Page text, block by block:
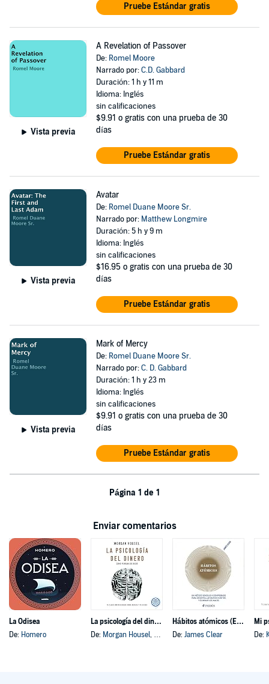
Pruebe Estándar gratis
Vista previa
A Revelation of Passover
De: Romel Moore
Narrado por:C.D. Gabbard
Duración: 1 h y 11 m
Idioma: Inglés
sin calificaciones
$9.91 o gratis con una prueba de 30
días
Pruebe Estándar gratis
Vista previa
Avatar
De: Romel Duane Moore Sr.
Narrado por: Matthew Longmire
Duración: 5 h y 9 m
Idioma: Inglés
sin calificaciones
$16.95 o gratis con una prueba de 30
días
Pruebe Estándar gratis
Vista previa
Mark of Mercy
De: Romel Duane Moore Sr.
Narrado por:C. D. Gabbard
Duración: 1 h y 23 m
Idioma: Inglés
sin calificaciones
$9.91 o gratis con una prueba de 30
días
Pruebe Estándar gratis
Página 1 de 1
Enviar comentarios
La Odisea
De: Homero
La psicología del dinero
De: Morgan Housel, y otros
Hábitos atómicos (Español neutro)
De: James Clear
Mi
De: